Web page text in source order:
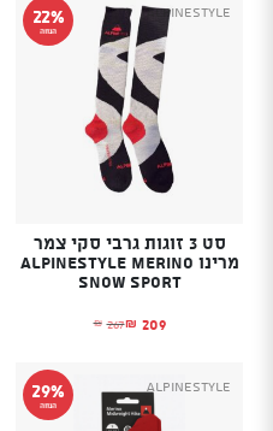
22%
הנחה
Alpinestyle
סט 3 זוגות גרבי סקי צמר
מרינו ALPINESTYLE MERINO
SNOW SPORT
₪ 267
המחיר המקורי היה: ₪267.₪ 209 המחיר הנוכחי הוא: ₪209.
29%
הנחה
Alpinestyle